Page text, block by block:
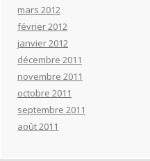
mars 2012
février 2012
janvier 2012
décembre 2011
novembre 2011
octobre 2011
septembre 2011
août 2011